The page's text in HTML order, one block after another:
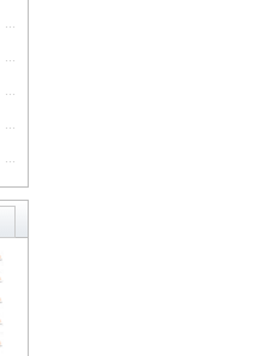
...
...
...
...
...